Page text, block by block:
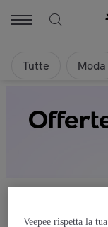
Tutte Moda
Veepee rispetta la